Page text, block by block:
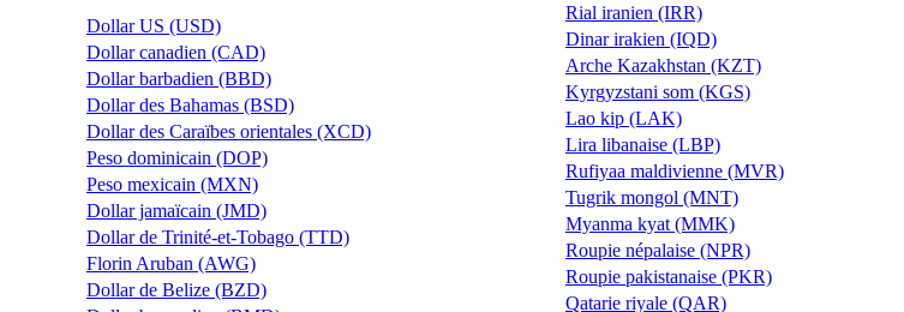
Dollar US (USD)
Dollar canadien (CAD)
Dollar barbadien (BBD)
Dollar des Bahamas (BSD)
Dollar des Caraïbes orientales (XCD)
Peso dominicain (DOP)
Peso mexicain (MXN)
Dollar jamaïcain (JMD)
Dollar de Trinité-et-Tobago (TTD)
Florin Aruban (AWG)
Dollar de Belize (BZD)
Rial iranien (IRR)
Dinar irakien (IQD)
Arche Kazakhstan (KZT)
Kyrgyzstani som (KGS)
Lao kip (LAK)
Lira libanaise (LBP)
Rufiyaa maldivienne (MVR)
Tugrik mongol (MNT)
Myanma kyat (MMK)
Roupie népalaise (NPR)
Roupie pakistanaise (PKR)
Qatarie riyale (QAR)